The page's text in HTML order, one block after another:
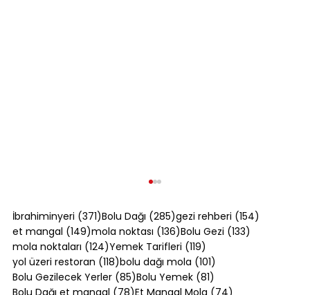
İbrahiminyeri (371)371 yazı
Bolu Dağı (285)285 yazı
gezi rehberi (154)
et mangal (149)149 yazı
mola noktası (136)136 yazı
Bolu Gezi (133)
mola noktaları (124)124 yazı
Yemek Tarifleri (119)
yol üzeri restoran (118)118 yazı
bolu dağı mola (101)
Bolu Gezilecek Yerler (85)85 yazı
Bolu Yemek (81)
Bolu Dağı et mangal (78)78 yazı
Et Mangal Mola (74)